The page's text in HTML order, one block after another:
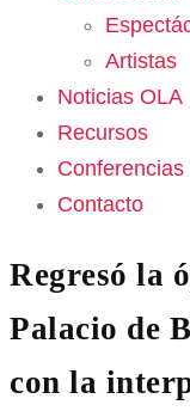
Artistas
Noticias OLA
Recursos
Conferencias
Contacto
Regresó la
Palacio de
con la